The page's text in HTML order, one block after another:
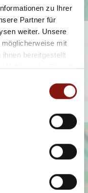
zu Ihrer
Partner für
weiter. Unsere
mit
bereitgestellt
Nutzung der Dienste
Karten von Google
die
von Google